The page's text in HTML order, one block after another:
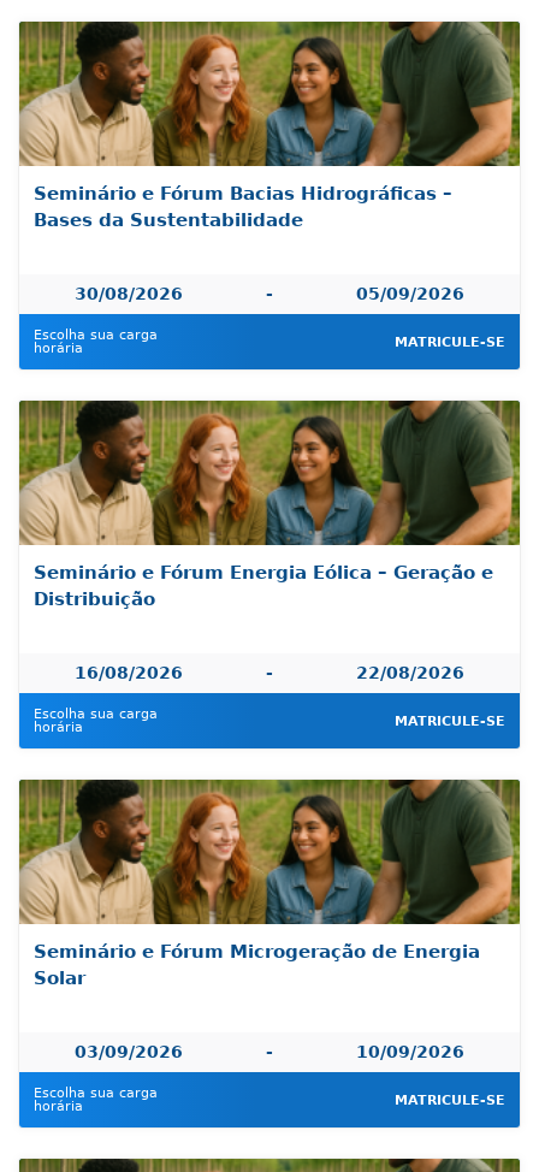
Seminário e Fórum Bacias Hidrográficas –
Bases da Sustentabilidade
30/08/2026 - 05/09/2026
Escolha sua carga
horária
MATRICULE-SE
Seminário e Fórum Energia Eólica – Geração e
Distribuição
16/08/2026 - 22/08/2026
Escolha sua carga
horária
MATRICULE-SE
Seminário e Fórum Microgeração de Energia
Solar
03/09/2026 - 10/09/2026
Escolha sua carga
horária
MATRICULE-SE